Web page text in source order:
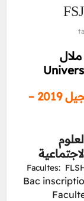
التوزيع الجغرافي واجراءات التسجيل 2019 –
Facultes:
Bac